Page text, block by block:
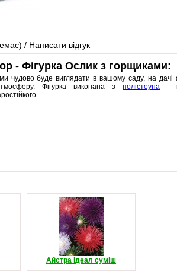
) / Написати відгук
- Фігурка Ослик з горщиками:
чудово буде виглядати в вашому саду, на
Фігурка виконана з полістоуна -
Айстра Ідеал суміш